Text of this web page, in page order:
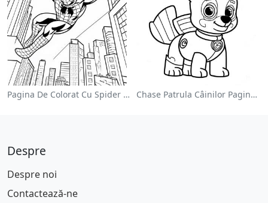
Pagina De Colorat Cu Spider Man Swinging Prin Oraș Chase Patrula Câinilor Pagina De Colorat
Despre
Despre noi
Contactează-ne